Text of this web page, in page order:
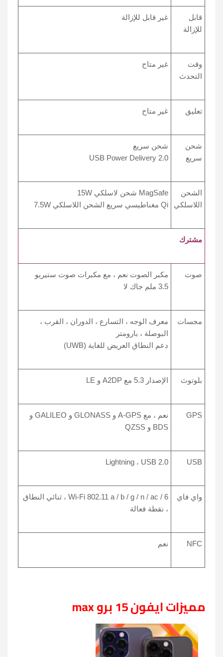
قابل
للإزالة
غير قابل للإزالة
وقت
التحدث
غير متاح
تعليق غير متاح
شحن
سريع
شحن سريع
USB Power Delivery 2.0
الشحن
اللاسلكي
MagSafe شحن لاسلكي 15W
Qi مغناطيسي سريع الشحن اللاسلكي 7.5W
مشترك
صوت
مكبر الصوت نعم ، مع مكبرات صوت ستيريو
3.5 ملم جاك لا
مجسات
معرف الوجه ، التسارع ، الدوران ، القرب ،
البوصلة ، بارومتر
دعم النطاق العريض للغاية (UWB)
بلوتوث الإصدار 5.3 مع A2DP و LE
GPS
نعم ، مع A-GPS و GLONASS و GALILEO و
BDS و QZSS
USB Lightning ، USB 2.0
واي فاي
Wi-Fi 802.11 a / b / g / n / ac / 6 ، ثنائي النطاق
، نقطة فعالة
NFC نعم
مميزات ايفون 15 برو max